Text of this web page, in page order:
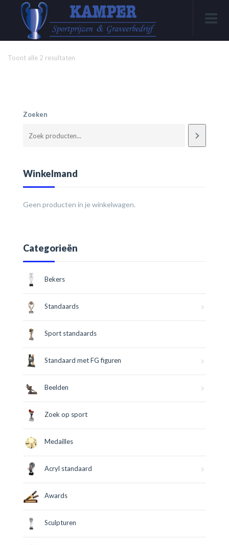
Toont alle 2 resultaten
Zoeken
Winkelmand
Geen producten in je winkelwagen.
Categorieën
Bekers
Standaards
Sport standaards
Standaard met FG figuren
Beelden
Zoek op sport
Medailles
Acryl standaard
Awards
Sculpturen